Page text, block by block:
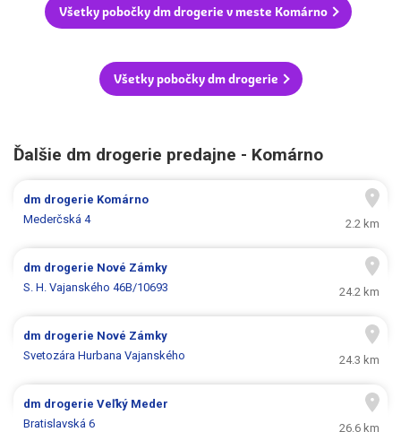
Všetky pobočky dm drogerie v meste Komárno
Všetky pobočky dm drogerie
Ďalšie dm drogerie predajne - Komárno
dm drogerie Komárno
Mederčská 4
2.2 km
dm drogerie Nové Zámky
S. H. Vajanského 46B/10693
24.2 km
dm drogerie Nové Zámky
Svetozára Hurbana Vajanského
24.3 km
dm drogerieVeľký Meder
Bratislavská 6
26.6 km